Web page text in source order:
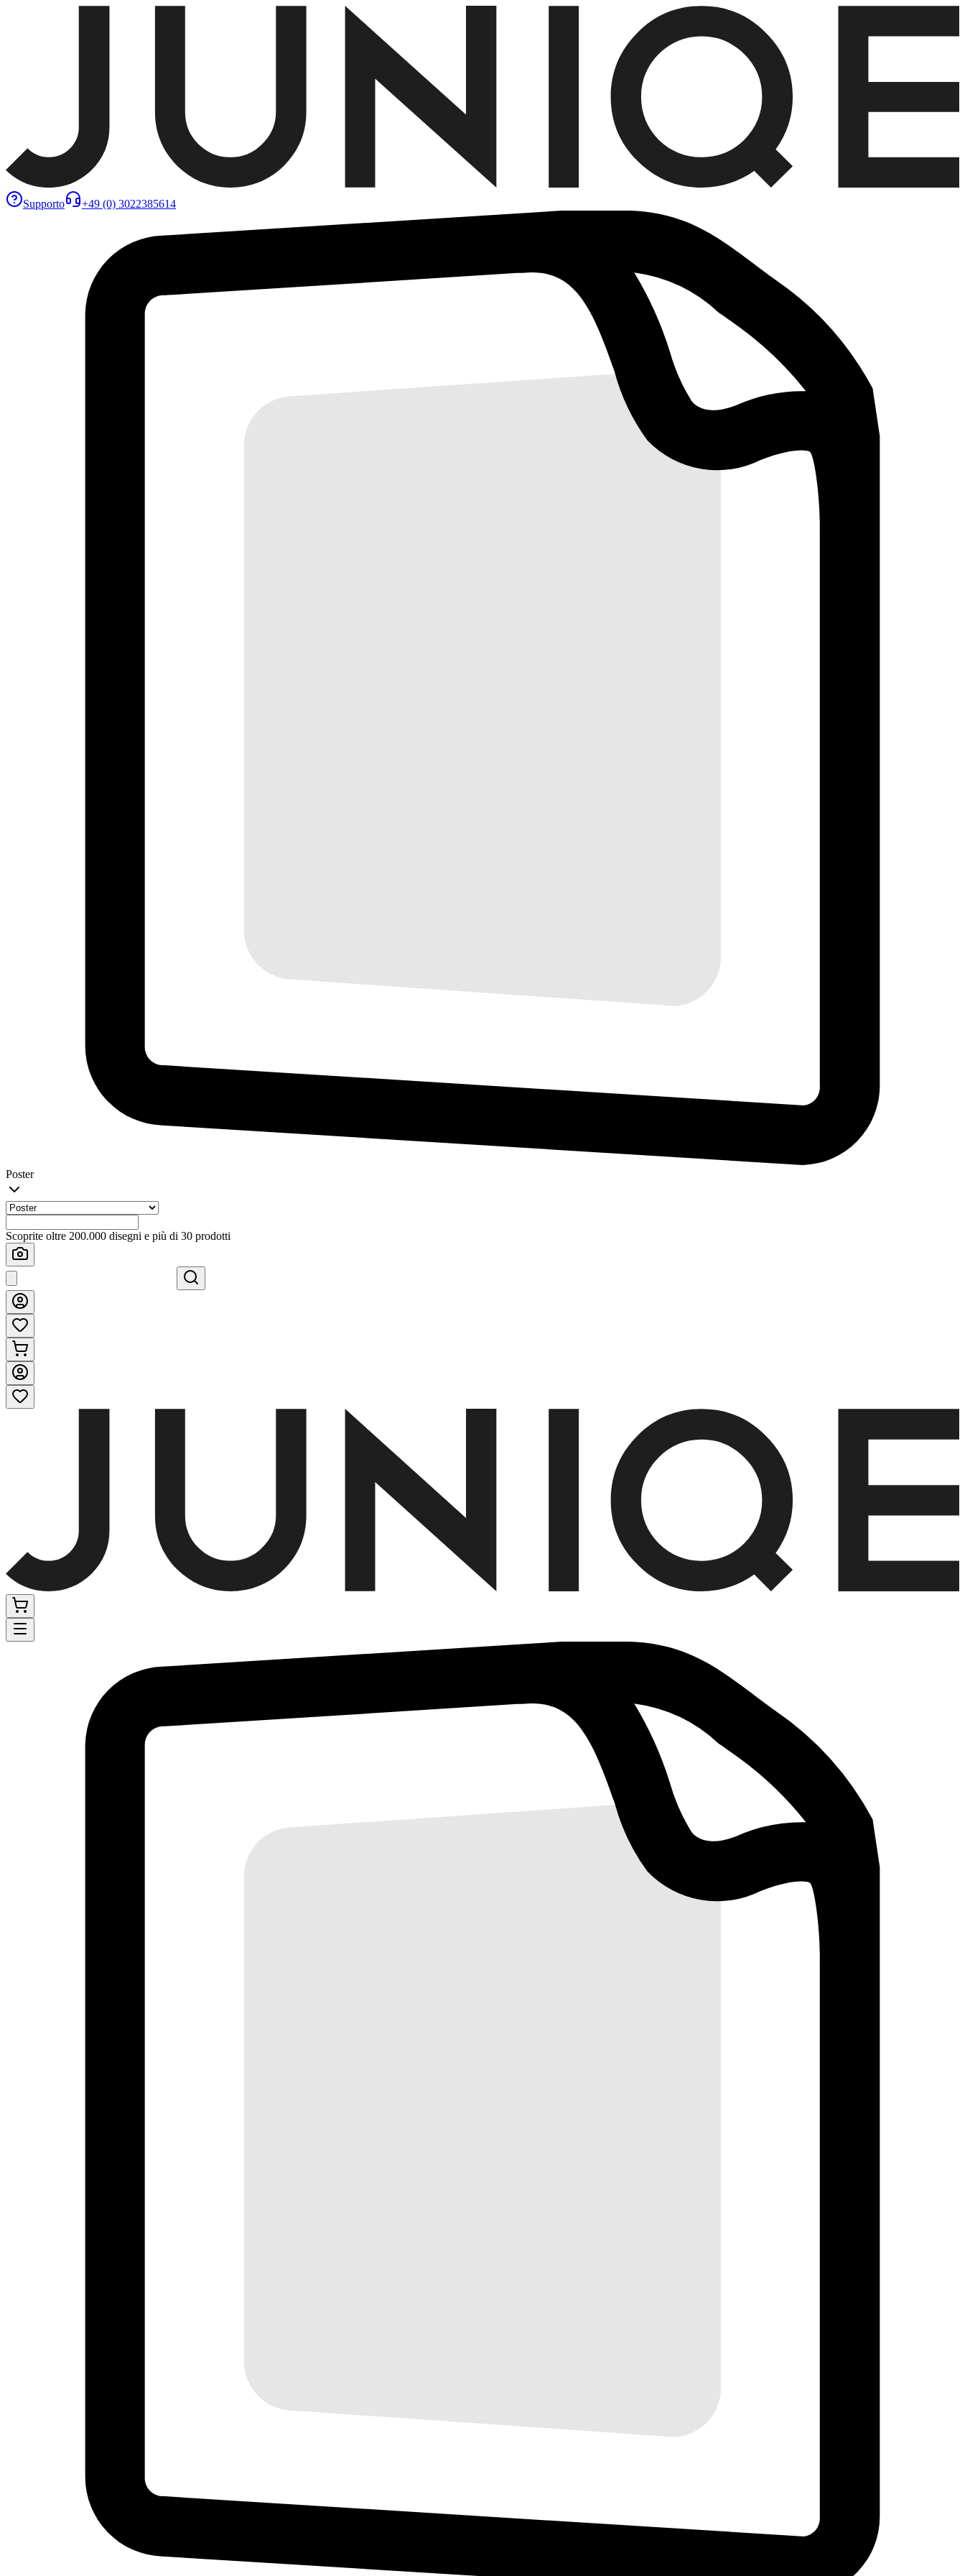
Supporto +49 (0) 3022385614
Poster
Scoprite oltre 200.000 disegni e più di 30 prodotti